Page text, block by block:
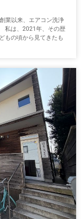
業以来、エアコン洗浄
私は、2021年、その歴
もの頃から見てきたも